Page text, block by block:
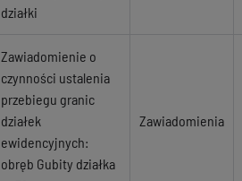
działki
Zawiadomienie o
czynności ustalenia
przebiegu granic
działek
ewidencyjnych:
obręb Gubity działka
Zawiadomienia